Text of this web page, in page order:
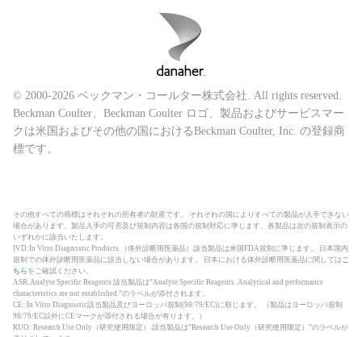
© 2000-2026 ベックマン・コールター株式会社. All rights reserved.
Beckman Coulter、Beckman Coulter ロゴ、製品およびサービスマー
クは米国およびその他の国におけるBeckman Coulter, Inc. の登録商
標です。
その他すべての商標はそれぞれの所有者の財産です。 それぞれの国によりすべての製品が入手できない
場合があります。製品入手の可否及び規制内容は各国の規制対応に準じます。各製品は次の規制表示の
いずれかに該当いたします。
IVD:In Vitro Diagnostic Products （体外診断用医薬品）該当製品は米国FDA規制に準じます。 日本国内
規制での体外診断用医薬品に該当しない場合があります。 日本における体外診断用医薬品に関しては こ
ちら をご確認ください。
ASR:Analyte Specific Reagents 該当製品は”Analyte Specific Reagents. Analytical and performance
characteristics are not established.”のラベルが添付されます。
CE: In Vitro Diagnostic該当製品及びヨーロッパ規制(98/79/EC)に順じます。 （製品はヨーロッパ規制
98/79/EC以外にCEマークが添付される場合が有ります。）
RUO: Research Use Only（研究使用限定） 該当製品は”Research Use Only（研究使用限定）”のラベルが